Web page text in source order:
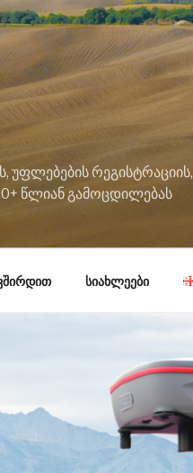
უფლებების რეგისტრაციის,
წლიან გამოცდილებას
სიახლეები